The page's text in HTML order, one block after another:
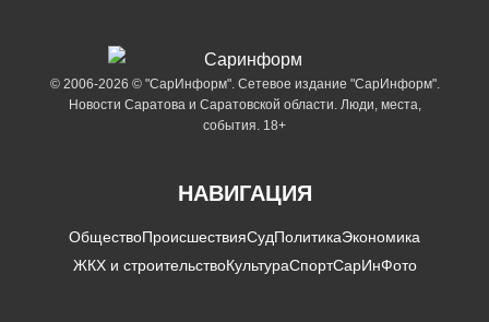
© 2006-2026 © "СарИнформ". Сетевое издание "СарИнформ".
Новости Саратова и Саратовской области. Люди, места,
события. 18+
НАВИГАЦИЯ
ОбществоПроисшествияСудПолитикаЭкономика
ЖКХ и строительствоКультураСпортСарИнФото